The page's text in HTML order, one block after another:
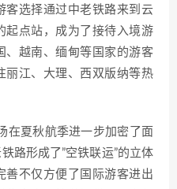
客选择通过中老铁路来到云
起点站，成为了接待入境游
、越南、缅甸等国家的游客
丽江、大理、西双版纳等热
在夏秋航季进一步加密了面
路形成了”空铁联运”的立体
善不仅方便了国际游客进出